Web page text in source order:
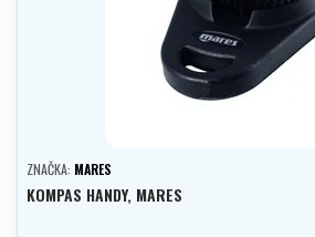
ZNAČKA: MARES
KOMPAS HANDY, MARES